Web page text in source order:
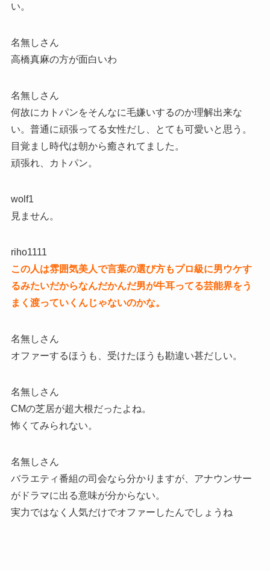
い。
名無しさん
高橋真麻の方が面白いわ
名無しさん
何故にカトパンをそんなに毛嫌いするのか理解出来な
い。普通に頑張ってる女性だし、とても可愛いと思う。
目覚まし時代は朝から癒されてました。
頑張れ、カトパン。
wolf1
見ません。
riho1111
この人は雰囲気美人で言葉の選び方もプロ級に男ウケす
るみたいだからなんだかんだ男が牛耳ってる芸能界をう
まく渡っていくんじゃないのかな。
名無しさん
オファーするほうも、受けたほうも勘違い甚だしい。
名無しさん
CMの芝居が超大根だったよね。
怖くてみられない。
名無しさん
バラエティ番組の司会なら分かりますが、アナウンサー
がドラマに出る意味が分からない。
実力ではなく人気だけでオファーしたんでしょうね